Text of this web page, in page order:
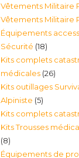
produits
Vêtements Militaire
Vêtements Militaire
Équipements
Sécurité 1818
produits
Kits complets
médicales 2626
Kits outillages
Alpiniste 55
produits
Kits complets
Kits Trousses
88
produits
Équipements de